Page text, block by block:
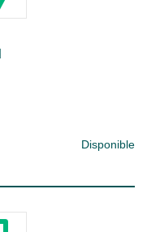
Disponible